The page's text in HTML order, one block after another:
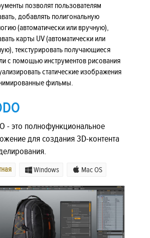
позволят пользователям
добавлять полигональную
(автоматически или вручную),
карты UV (автоматически или
текстурировать получающиеся
с помощью инструментов рисования
статические изображения
фильмы.
- это полнофункциональное
для создания 3D-контента
Windows Mac OS